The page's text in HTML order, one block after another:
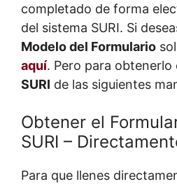
completado de forma
del sistema SURI. Si
Modelo del Formulario
aquí. Pero para obtenerlo
SURI de las siguientes
Obtener el
SURI –
Para que llenes